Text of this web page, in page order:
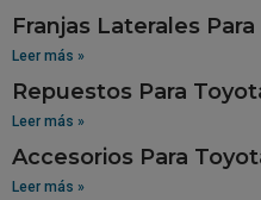
Franjas Laterales
Leer más »
Repuestos Para
Leer más »
Accesorios Para
Leer más »